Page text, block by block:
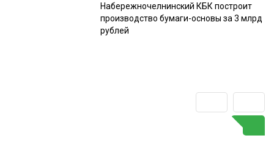
Набережночелнинский КБК построит
производство бумаги-основы за 3 млрд
рублей